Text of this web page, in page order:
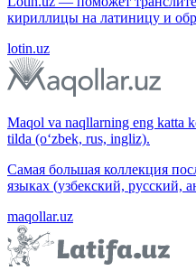
кириллицы на латиницу и
lotin.uz
Maqol va naqllarning eng katta
tilda (o‘zbek, rus, ingliz).
Самая большая коллекция
языках (узбекский, русский,
maqollar.uz